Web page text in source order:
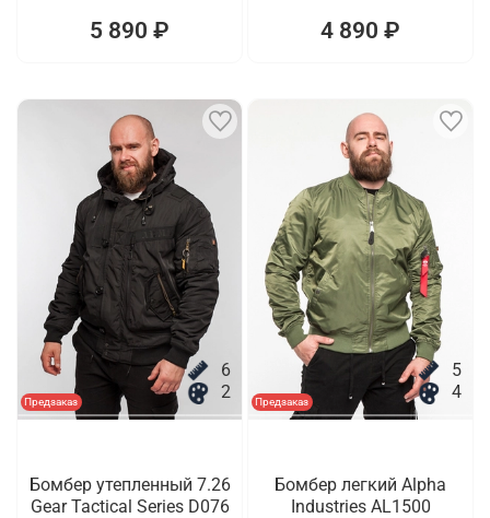
5 890 ₽ 4 890 ₽
Предзаказ
6
2
Бомбер утепленный 7.26
Gear Tactical Series D076
Предзаказ
5
4
Бомбер легкий Alpha
Industries AL1500